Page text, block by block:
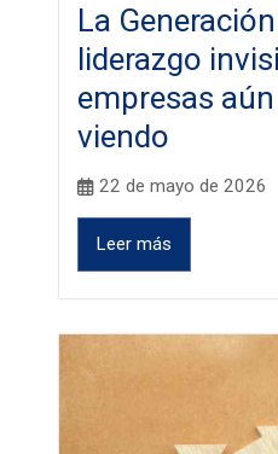
La
liderazgo
empresas
viendo
22 de mayo de 2026
Leer más